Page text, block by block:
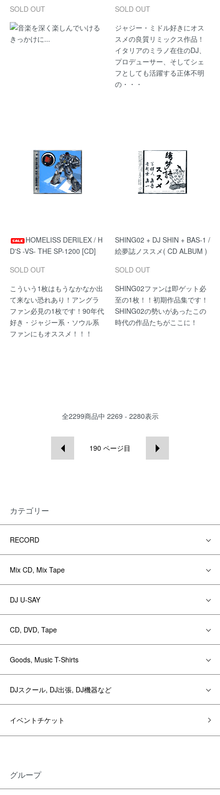
SOLD OUT
音楽を深く楽しんでいける
きっかけに...
SOLD OUT
ジャジー・ミドル好きにオス
スメの良質リミックス作品！
イタリアのミラノ在住のDJ、
プロデューサー、そしてシェ
フとしても活躍する正体不明
の・・・
HOMELISS DERILEX / H
D'S -VS- THE SP-1200 [CD]
SOLD OUT
こういう1枚はもうなかなか出
て来ない恐れあり！アングラ
ファン必見の1枚です！90年代
好き・ジャジー系・ソウル系
ファンにもオススメ！！！
SHING02 + DJ SHIN + BAS-1 /
絵夢誌ノススメ( CD ALBUM )
SOLD OUT
SHING02ファンは即ゲット必
至の1枚！！初期作品集です！
SHING02の勢いがあったこの
時代の作品たちがここに！
全2299商品中 2269 - 2280表示
190 ページ目
カテゴリー
RECORD
Mix CD, Mix Tape
DJ U-SAY
CD, DVD, Tape
Goods, Music T-Shirts
DJスクール, DJ出張, DJ機器など
イベントチケット
グループ